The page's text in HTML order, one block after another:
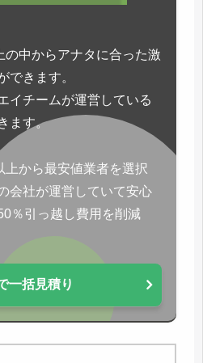
の中からアナタに合った激
できます。
イチームが運営している
ます。
上から最安値業者を選択
会社が運営していて安心
％引っ越し費用を削減
一括見積り